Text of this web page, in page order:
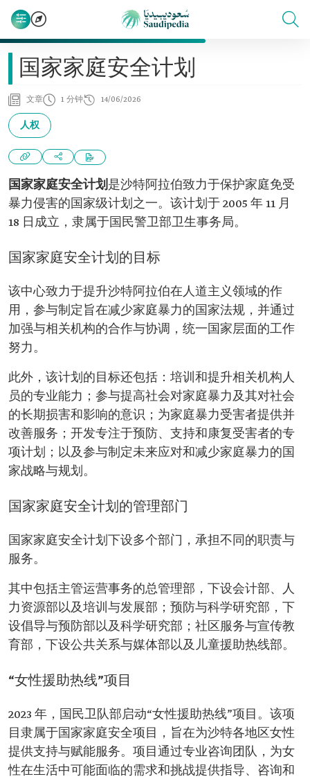
国家家庭安全计划
文章 1 分钟 14/06/2026
人权
国家家庭安全计划是沙特阿拉伯致力于保护家庭免受
暴力侵害的国家级计划之一。该计划于 2005 年 11 月
18 日成立，隶属于国民警卫部卫生事务局。
国家家庭安全计划的目标
该中心致力于提升沙特阿拉伯在人道主义领域的作
用，参与制定旨在减少家庭暴力的国家法规，并通过
加强与相关机构的合作与协调，统一国家层面的工作
努力。
此外，该计划的目标还包括：培训和提升相关机构人
员的专业能力；参与提高社会对家庭暴力及其对社会
的长期损害和影响的意识；为家庭暴力受害者提供并
改善服务；开发专注于预防、支持和康复受害者的专
项计划；以及参与制定未来应对和减少家庭暴力的国
家战略与规划。
国家家庭安全计划的管理部门
国家家庭安全计划下设多个部门，承担不同的职责与
服务。
其中包括主管运营事务的总管理部，下设会计部、人
力资源部以及培训与发展部；预防与科学研究部，下
设倡导与预防部以及科学研究部；社区服务与宣传教
育部，下设公共关系与媒体部以及儿童援助热线部。
“女性援助热线”项目
2023 年，国民卫队部启动“女性援助热线”项目。该项
目隶属于国家家庭安全项目，旨在为沙特各地区女性
提供支持与赋能服务。项目通过专业咨询团队，为女
性在生活中可能面临的需求和挑战提供指导、咨询和